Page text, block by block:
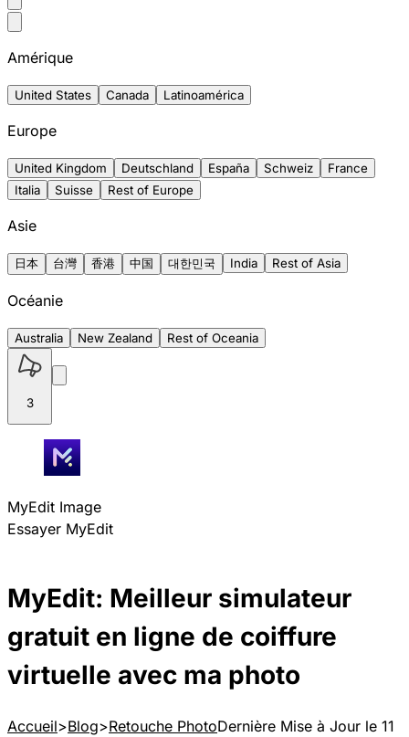
Amérique
United States Canada Latinoamérica
Europe
United Kingdom Deutschland España Schweiz
France
Italia
Suisse Rest of Europe
Asie
日本 台灣 香港 中国 대한민국 India Rest of Asia
Océanie
Australia New Zealand Rest of Oceania
3
MyEdit Image
Essayer MyEdit
MyEdit: Meilleur simulateur
gratuit en ligne de coiffure
virtuelle avec ma photo
Accueil Blog Retouche PhotoDernière Mise à Jour le 11